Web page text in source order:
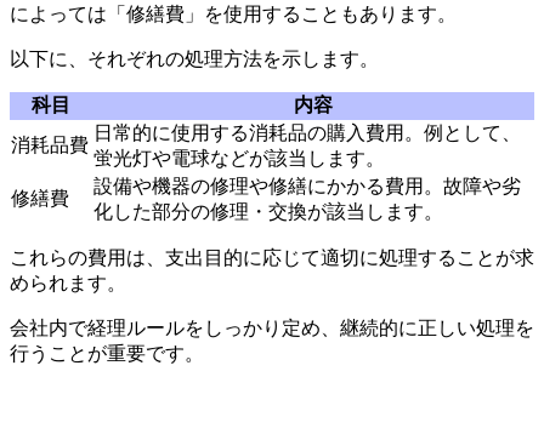
によっては「修繕費」を使用することもあります。
以下に、それぞれの処理方法を示します。
科目
内容
消耗品費
日常的に使用する消耗品の購入費用。例として、
蛍光灯や電球などが該当します。
修繕費
設備や機器の修理や修繕にかかる費用。故障や劣
化した部分の修理・交換が該当します。
これらの費用は、支出目的に応じて適切に処理することが求
められます。
会社内で経理ルールをしっかり定め、継続的に正しい処理を
行うことが重要です。